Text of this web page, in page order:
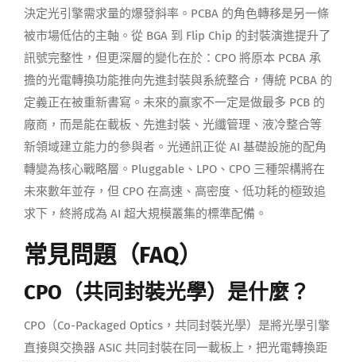
決定光引擎需求量的爆發斜率。PCBA 的角色轉移是另一條
被市場低估的主軸。從 BGA 到 Flip Chip 的封裝演進提升了
訊號完整性，但更深層的變化在於：CPO 將原本 PCBA 承
擔的光電轉換功能推向先進封裝與系統整合，傳統 PCBA 的
定義正在被重新書寫。未來的贏家不一定是做最多 PCB 的
廠商，而是能在載板、先進封裝、光纖管理、液冷整合等
新領域建立能力的參與者。光通訊正從 AI 基礎設施的配角
轉變為核心戰略層。Pluggable、LPO、CPO 三種架構將在
未來數年並存，但 CPO 在高速、高密度、低功耗的極致追
求下，終將成為 AI 超大規模叢集的標準配備。
常見問題（FAQ）
CPO（共同封裝光學）是什麼？
CPO（Co-Packaged Optics，共同封裝光學）是將光學引擎
直接與交換器 ASIC 共同封裝在同一載板上，把光電轉換距